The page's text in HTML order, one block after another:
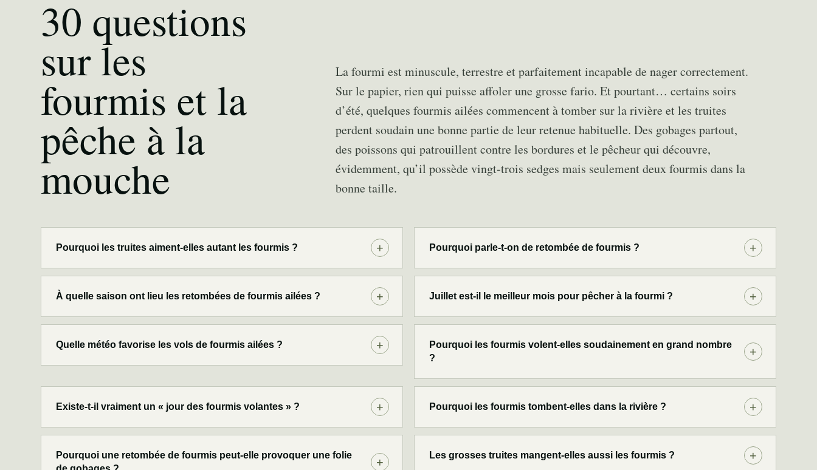
30 questions
sur les
fourmis et la
pêche à la
mouche
La fourmi est minuscule, terrestre et parfaitement incapable de nager correctement.
Sur le papier, rien qui puisse affoler une grosse fario. Et pourtant… certains soirs
d’été, quelques fourmis ailées commencent à tomber sur la rivière et les truites
perdent soudain une bonne partie de leur retenue habituelle. Des gobages partout,
des poissons qui patrouillent contre les bordures et le pêcheur qui découvre,
évidemment, qu’il possède vingt-trois sedges mais seulement deux fourmis dans la
bonne taille.
Pourquoi les truites aiment-elles autant les fourmis ? Pourquoi parle-t-on de retombée de fourmis ?
À quelle saison ont lieu les retombées de fourmis ailées ? Juillet est-il le meilleur mois pour pêcher à la fourmi ?
Quelle météo favorise les vols de fourmis ailées ?
Pourquoi les fourmis volent-elles soudainement en grand nombre
?
Existe-t-il vraiment un « jour des fourmis volantes » ? Pourquoi les fourmis tombent-elles dans la rivière ?
Pourquoi une retombée de fourmis peut-elle provoquer une folie
Les grosses truites mangent-elles aussi les fourmis ?